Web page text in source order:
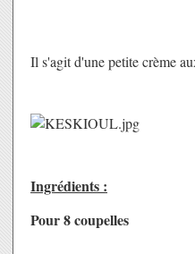
Il s'agit d'une petite crème
Ingrédients :
Pour 8 coupelles